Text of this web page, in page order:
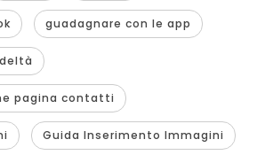
guadagnare con le app
pagina contatti
Guida Inserimento Immagini